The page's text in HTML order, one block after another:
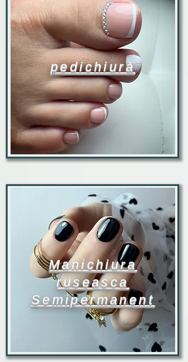
pedichiură
Manichiura
ruseasca
Semipermanent